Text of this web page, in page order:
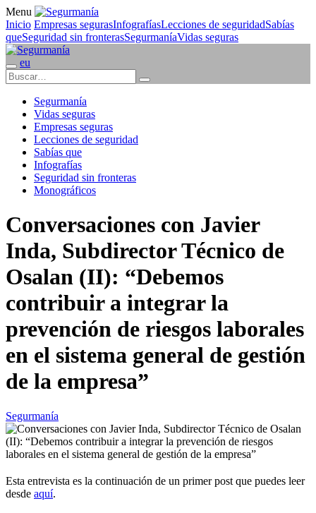
Menu
Inicio Empresas segurasInfografíasLecciones de seguridadSabías
queSeguridad sin fronterasSegurmaníaVidas seguras
eu
Segurmanía
Vidas seguras
Empresas seguras
Lecciones de seguridad
Sabías que
Infografías
Seguridad sin fronteras
Monográficos
Conversaciones con Javier
Inda, Subdirector Técnico de
Osalan (II): “Debemos
contribuir a integrar la
prevención de riesgos laborales
en el sistema general de gestión
de la empresa”
Segurmanía
Esta entrevista es la continuación de un primer post que puedes leer
desde aquí.